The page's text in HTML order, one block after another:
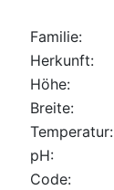
Familie:
Herkunft:
Höhe:
Breite:
Temperatur:
pH:
Code: